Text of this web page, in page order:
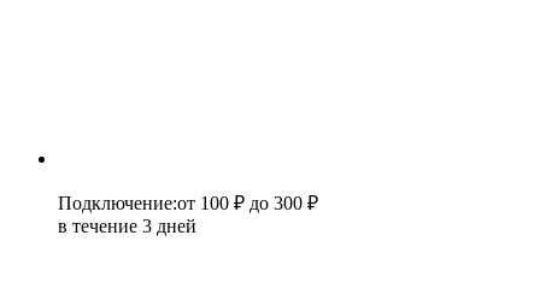
Подключение:от 100 ₽ до 300 ₽
в течение 3 дней